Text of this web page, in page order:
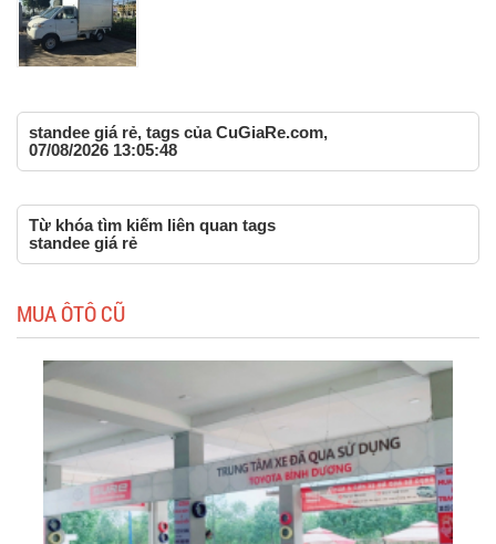
standee giá rẻ, tags của CuGiaRe.com,
07/08/2026 13:05:48
Từ khóa tìm kiếm liên quan tags
standee giá rẻ
MUA ÔTÔ CŨ